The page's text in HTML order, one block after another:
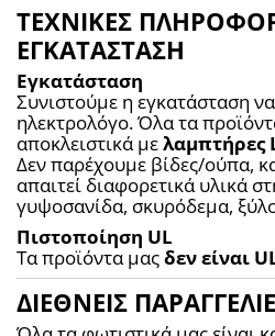
ΤΕΧΝΙΚΕΣ
ΕΓΚΑΤΑΣΤΑΣΗ
Εγκατάσταση
Συνιστούμε η εγκατάσταση
ηλεκτρολόγο. Όλα τα
αποκλειστικά με λαμπτήρες
Δεν παρέχουμε βίδες/ούπα,
απαιτεί διαφορετικά υλικά
γυψοσανίδα, σκυρόδεμα,
Πιστοποίηση UL
Τα προϊόντα μας δεν είναι
ΔΙΕΘΝΕΙΣ